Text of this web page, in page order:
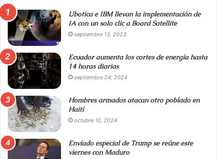
Ubotica e IBM llevan la implementación de
IA con un solo clic a Board Satellite
septiembre 13, 2023
Ecuador aumenta los cortes de energía hasta
14 horas diarias
septiembre 24, 2024
Hombres armados atacan otro poblado en
Haití
octubre 10, 2024
Enviado especial de Trump se reúne este
viernes con Maduro